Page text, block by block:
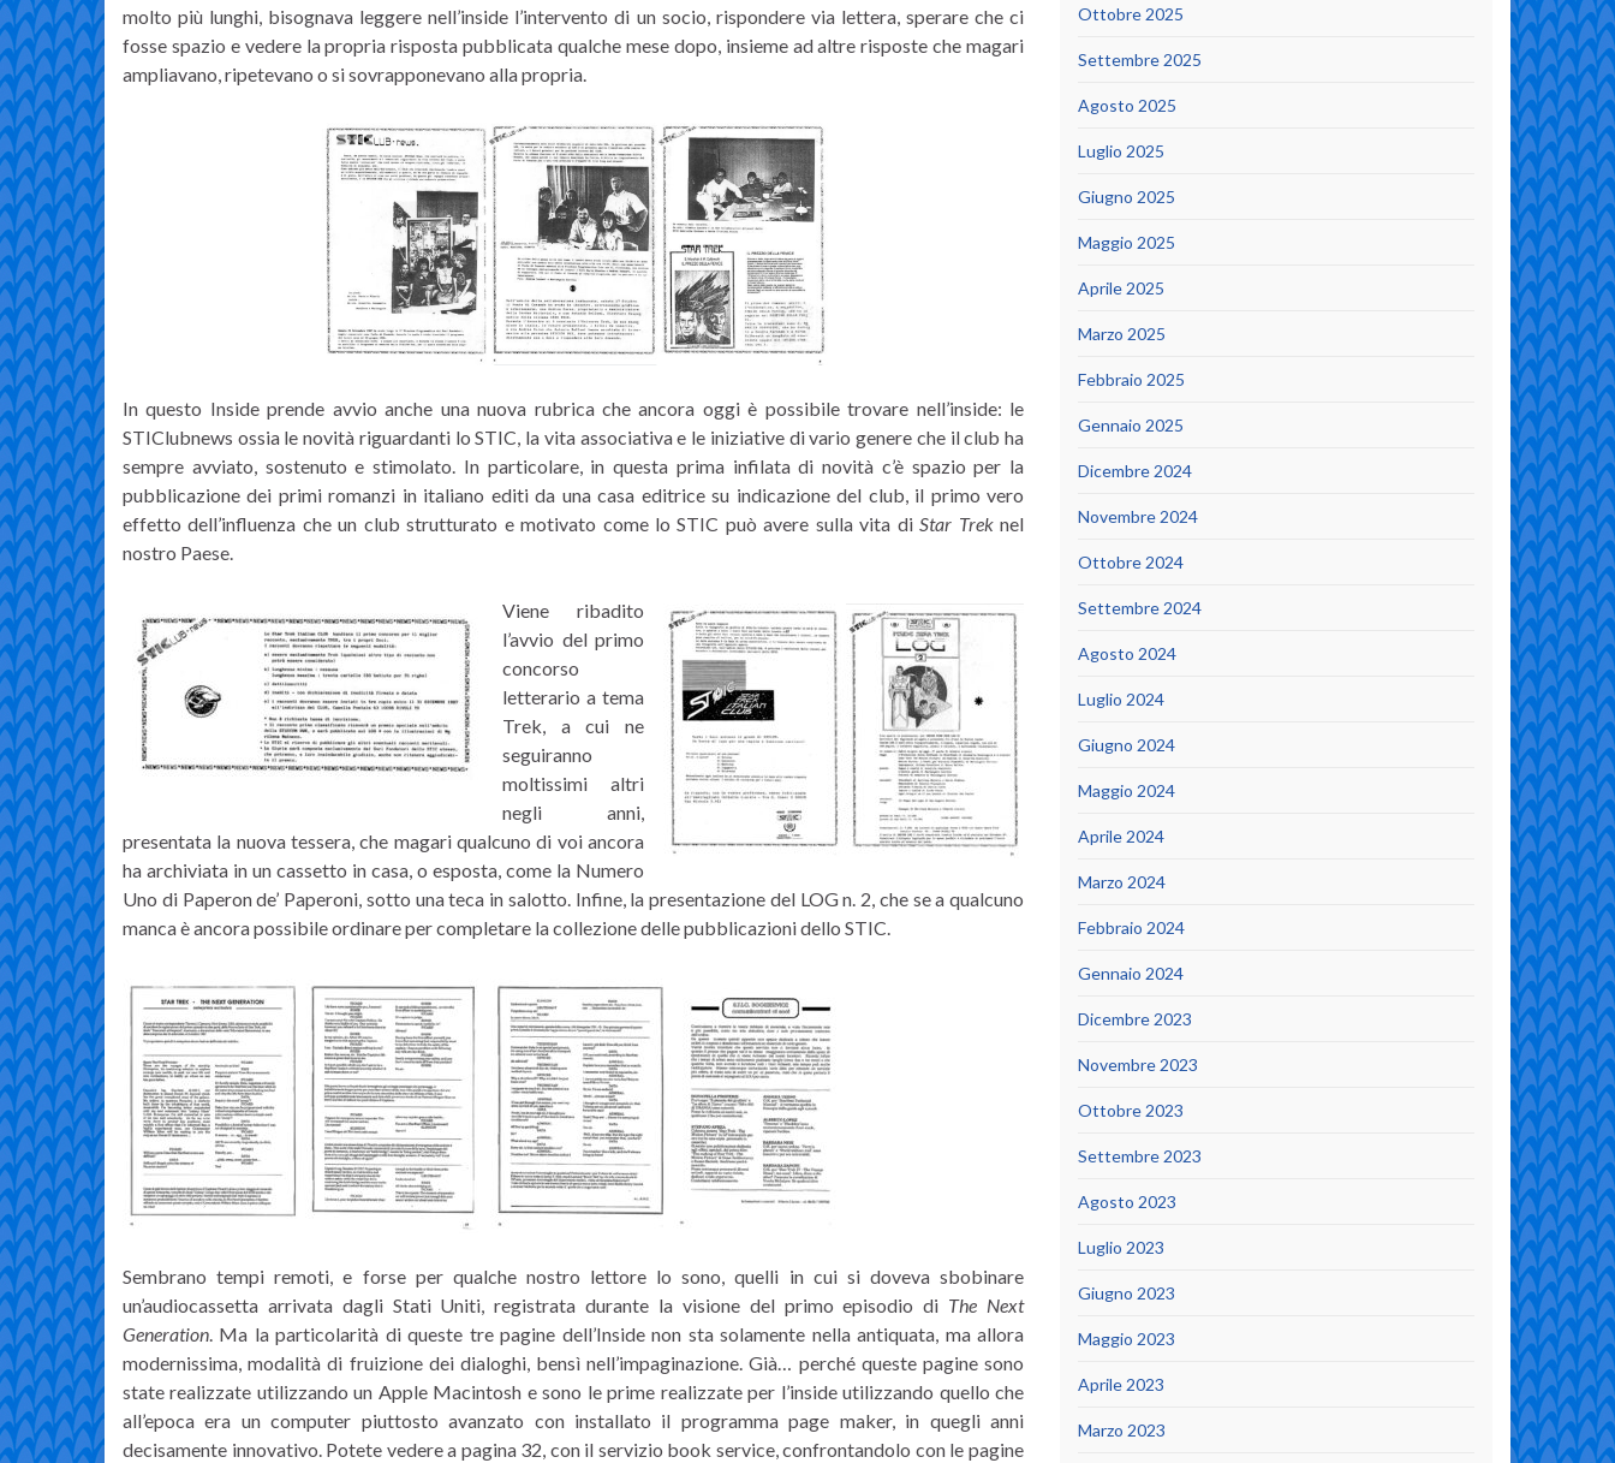
molto più lunghi, bisognava leggere nell’inside l’intervento di un socio, rispondere via lettera, sperare che ci
fosse spazio e vedere la propria risposta pubblicata qualche mese dopo, insieme ad altre risposte che magari
ampliavano, ripetevano o si sovrapponevano alla propria.
In questo Inside prende avvio anche una nuova rubrica che ancora oggi è possibile trovare nell’inside: le
STIClubnews ossia le novità riguardanti lo STIC, la vita associativa e le iniziative di vario genere che il club ha
sempre avviato, sostenuto e stimolato. In particolare, in questa prima infilata di novità c’è spazio per la
pubblicazione dei primi romanzi in italiano editi da una casa editrice su indicazione del club, il primo vero
effetto dell’influenza che un club strutturato e motivato come lo STIC può avere sulla vita diStar Treknel
nostro Paese.
Viene ribadito
l’avvio del primo
concorso
letterario a tema
Trek, a cui ne
seguiranno
moltissimi altri
negli anni,
presentata la nuova tessera, che magari qualcuno di voi ancora
ha archiviata in un cassetto in casa, o esposta, come la Numero
Uno di Paperon de’ Paperoni, sotto una teca in salotto. Infine, la presentazione del LOG n. 2, che se a qualcuno
manca è ancora possibile ordinare per completare la collezione delle pubblicazioni dello STIC.
Sembrano tempi remoti, e forse per qualche nostro lettore lo sono, quelli in cui si doveva sbobinare
un’audiocassetta arrivata dagli Stati Uniti, registrata durante la visione del primo episodio di The Next
Generation. Ma la particolarità di queste tre pagine dell’Inside non sta solamente nella antiquata, ma allora
modernissima, modalità di fruizione dei dialoghi, bensì nell’impaginazione. Già… perché queste pagine sono
state realizzate utilizzando un Apple Macintosh e sono le prime realizzate per l’inside utilizzando quello che
all’epoca era un computer piuttosto avanzato con installato il programma page maker, in quegli anni
decisamente innovativo. Potete vedere a pagina 32, con il servizio book service, confrontandolo con le pagine
Ottobre 2025
Settembre 2025
Agosto 2025
Luglio 2025
Giugno 2025
Maggio 2025
Aprile 2025
Marzo 2025
Febbraio 2025
Gennaio 2025
Dicembre 2024
Novembre 2024
Ottobre 2024
Settembre 2024
Agosto 2024
Luglio 2024
Giugno 2024
Maggio 2024
Aprile 2024
Marzo 2024
Febbraio 2024
Gennaio 2024
Dicembre 2023
Novembre 2023
Ottobre 2023
Settembre 2023
Agosto 2023
Luglio 2023
Giugno 2023
Maggio 2023
Aprile 2023
Marzo 2023